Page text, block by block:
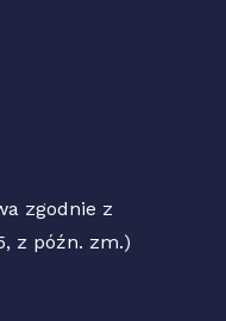
zgodnie z
z późn. zm.)